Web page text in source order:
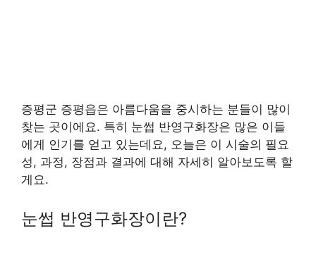
증평군 증평읍은 아름다움을 중시하는 분들이 많이
찾는 곳이에요. 특히 눈썹 반영구화장은 많은 이들
에게 인기를 얻고 있는데요, 오늘은 이 시술의 필요
성, 과정, 장점과 결과에 대해 자세히 알아보도록 할
게요.
눈썹 반영구화장이란?